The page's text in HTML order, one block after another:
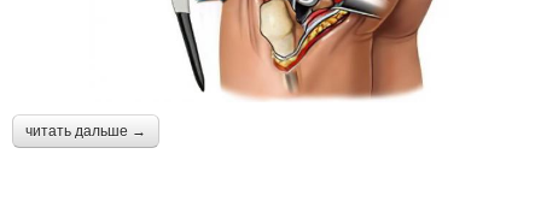
читать дальше →